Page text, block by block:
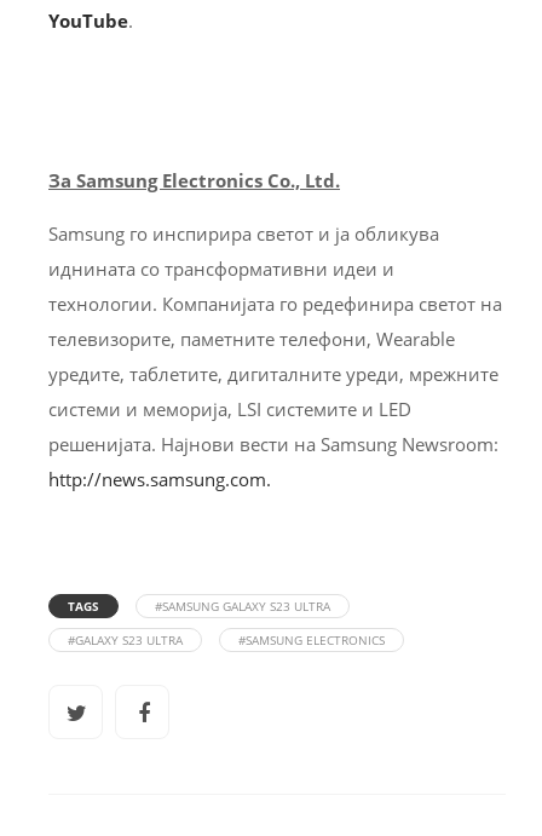
YouTube.
За Samsung Electronics Co., Ltd.
Samsung го инспирира светот и ја обликува
иднината со трансформативни идеи и
технологии. Компанијата го редефинира светот на
телевизорите, паметните телефони, Wearable
уредите, таблетите, дигиталните уреди, мрежните
системи и меморија, LSI системите и LED
решенијата. Најнови вести на Samsung Newsroom:
http://news.samsung.com.
TAGS
#SAMSUNG GALAXY S23 ULTRA
#GALAXY S23 ULTRA
#SAMSUNG ELECTRONICS